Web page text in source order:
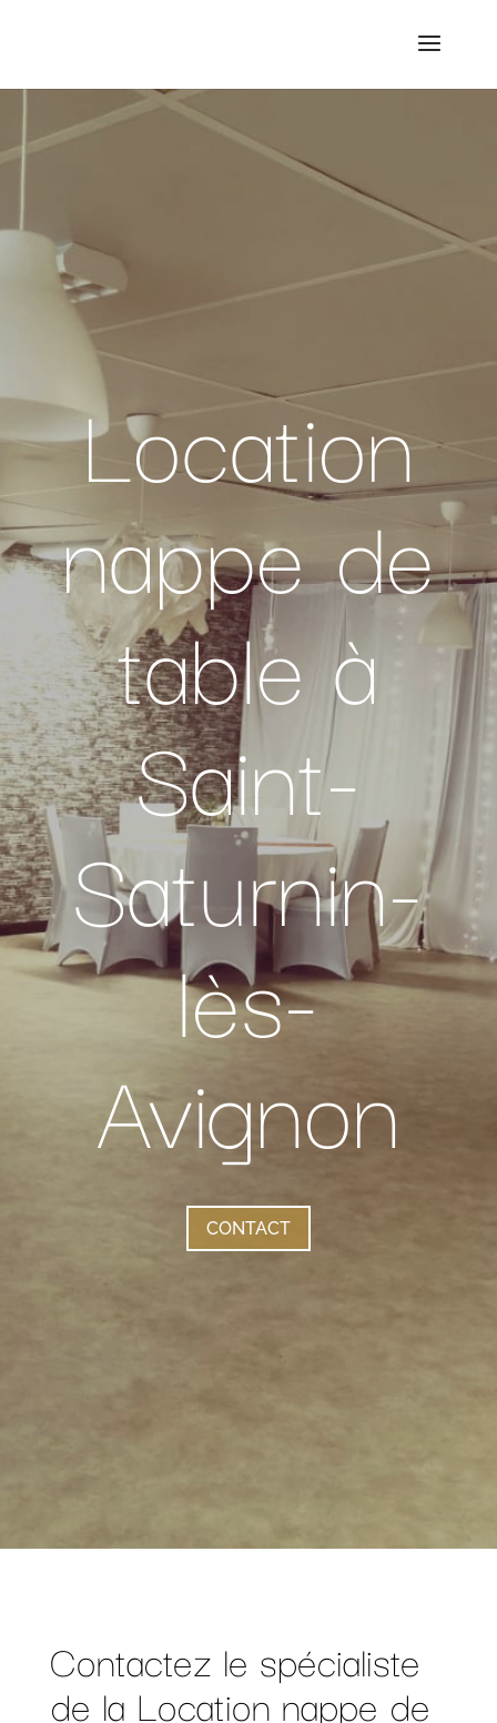
Location
nappe de
table à
Saint-
Saturnin-
lès-
Avignon
CONTACT
Contactez le spécialiste
de la Location nappe de